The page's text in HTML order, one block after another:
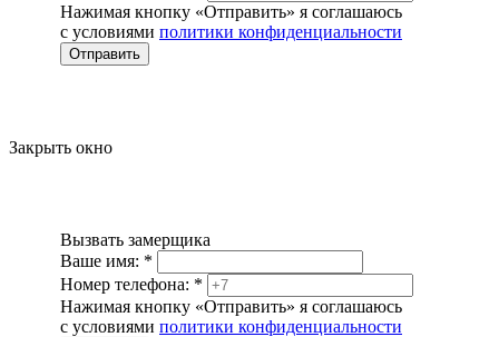
Нажимая кнопку «Отправить» я соглашаюсь
с условиями политики конфиденциальности
Отправить
Закрыть окно
Вызвать замерщика
Ваше имя: *
Номер телефона: *
Нажимая кнопку «Отправить» я соглашаюсь
с условиями политики конфиденциальности